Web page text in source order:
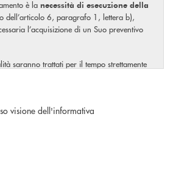
è la necessità di esecuzione della
dell’articolo 6, paragrafo 1, lettera b),
l’acquisizione di un Suo preventivo
saranno trattati per il tempo strettamente
sul trattamento dei Suoi dati
visione dell'informativa